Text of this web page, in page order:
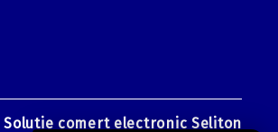
Solutie comert electronic Seliton